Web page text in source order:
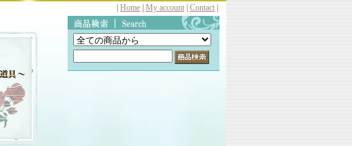
Home My account Contact